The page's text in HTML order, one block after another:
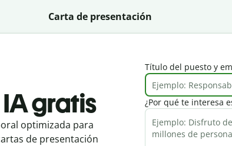
Carta de presentación
gratis
optimizada para
de presentación
Título del puesto y
¿Por qué te interesa